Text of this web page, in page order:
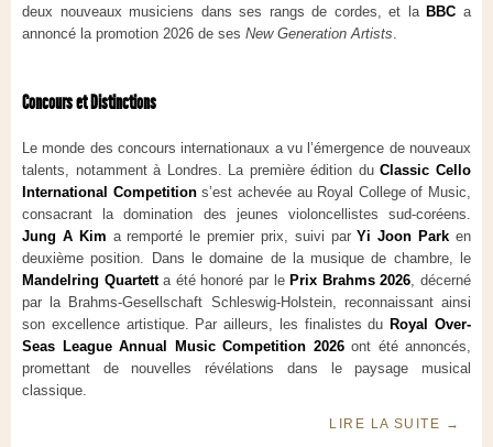
deux nouveaux musiciens dans ses rangs de cordes, et la BBC a
annoncé la promotion 2026 de ses New Generation Artists.
Concours et Distinctions
Le monde des concours internationaux a vu l’émergence de nouveaux
talents, notamment à Londres. La première édition duClassic Cello
International Competitions’est achevée au Royal College of Music,
consacrant la domination des jeunes violoncellistes sud-coréens.
Jung A Kim a remporté le premier prix, suivi parYi Joon Park en
deuxième position. Dans le domaine de la musique de chambre, le
Mandelring Quartetta été honoré par le Prix Brahms 2026, décerné
par la Brahms-Gesellschaft Schleswig-Holstein, reconnaissant ainsi
son excellence artistique. Par ailleurs, les finalistes du Royal Over-
Seas League Annual Music Competition 2026ont été annoncés,
promettant de nouvelles révélations dans le paysage musical
classique.
LIRE LA SUITE →